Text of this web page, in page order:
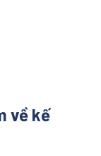
về kế